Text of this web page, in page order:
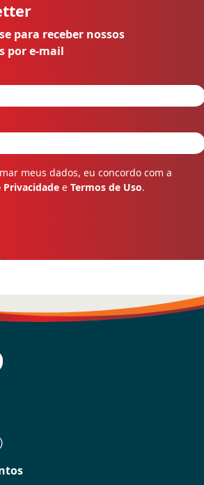
para receber nossos
por e-mail
meus dados, eu concordo com a
Privacidade e Termos de Uso.